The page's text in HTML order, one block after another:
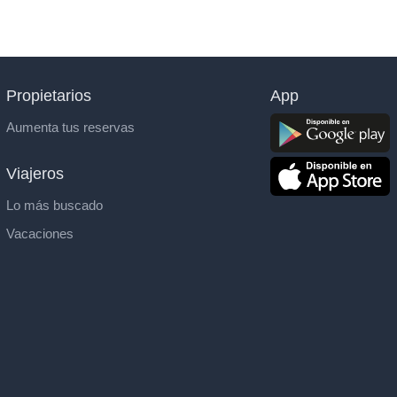
Propietarios
Aumenta tus reservas
Viajeros
Lo más buscado
Vacaciones
App